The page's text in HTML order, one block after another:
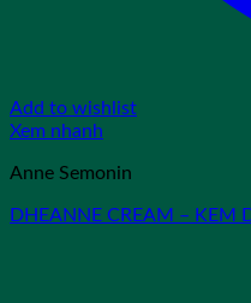
Add to wishlist
Xem nhanh
Anne Semonin
DHEANNE CREAM –